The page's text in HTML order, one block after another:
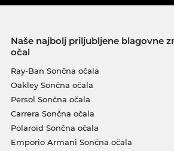
Naše najbolj priljubljene blagovne
očal
Ray-Ban Sončna očala
Oakley Sončna očala
Persol Sončna očala
Carrera Sončna očala
Polaroid Sončna očala
Emporio Armani Sončna očala